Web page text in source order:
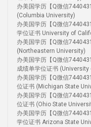
办美国学历【Q微信
(Columbia University)
办美国学历【Q微信
学位证书 University of
办美国学历【Q微信
(Northeastern University)
办美国学历【Q微信
成绩单学位证书
办美国学历【Q微信
位证书 (Michigan State
办美国学历【Q微信
位证书 (Ohio State
办美国学历【Q微信
学位证书 Arizona State